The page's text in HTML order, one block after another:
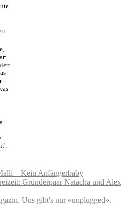
– Kein Anfängerbaby
Gründerpaar Natacha und Alex
Uns gibt's nur «unplugged».